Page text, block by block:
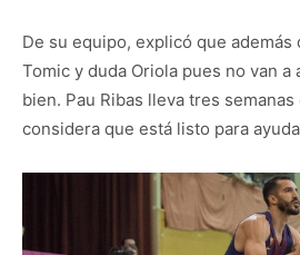
De su equipo, explicó que además
Tomic y duda Oriola pues no van a
bien. Pau Ribas lleva tres
considera que está listo para